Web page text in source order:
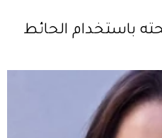
باستخدام الحائط